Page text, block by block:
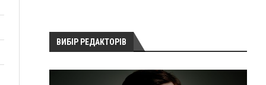
ВИБІР РЕДАКТОРІВ